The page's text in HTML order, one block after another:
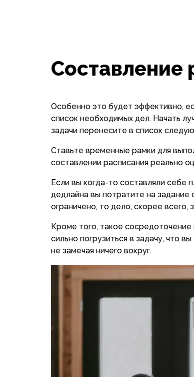
Составление
Особенно это будет эффективно,
список необходимых дел. Начать
задачи перенесите в список
Ставьте временные рамки для
составлении расписания реально
Если вы когда-то составляли себе
дедлайна вы потратите на задание
ограничено, то дело, скорее всего,
Кроме того, такое
сильно погрузиться в задачу, что
не замечая ничего вокруг.